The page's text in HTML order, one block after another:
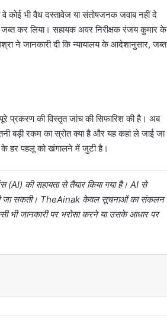
कोई भी वैध दस्तावेज या संतोषजनक जवाब नहीं दे
कर लिया। सहायक अवर निरीक्षक रंजय कुमार के
ने जानकारी दी कि न्यायालय के आदेशानुसार, जब्त
प्रकरण की विस्तृत जांच की सिफारिश की है। अब
बड़ी रकम का स्रोत क्या है और यह कहां ले जाई जा
के हर पहलू को खंगालने में जुटी है।
(AI) की सहायता से तैयार किया गया है। AI से
दी जा सकती। TheAinak केवल सूचनाओं का संकलन
भी जानकारी पर भरोसा करने या उसके आधार पर